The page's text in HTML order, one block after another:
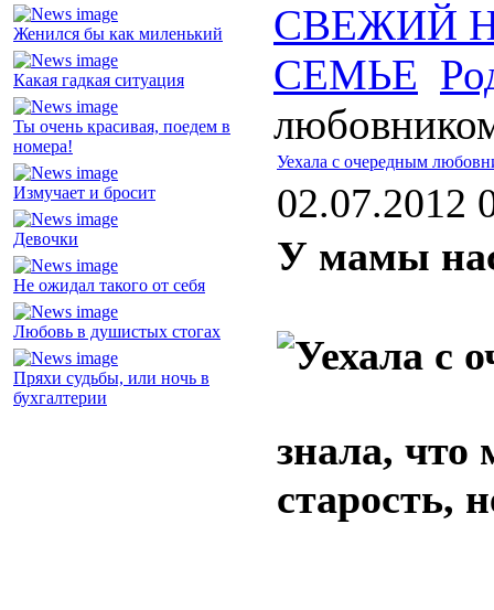
Женился бы как миленький
Какая гадкая ситуация
Ты очень красивая, поедем в
номера!
Измучает и бросит
Девочки
Не ожидал такого от себя
Любовь в душистых стогах
Пряхи судьбы, или ночь в
бухгалтерии
СВЕЖИЙ
СЕМЬЕ
Уехала с очередным
02.07.2012
У мамы
знала, что
старость,